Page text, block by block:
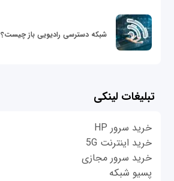
شبکه دسترسی رادیویی باز چیست؟
تبلیغات لینکی
خرید سرور HP
خرید اینترنت 5G
خرید سرور مجازی
پسیو شبکه